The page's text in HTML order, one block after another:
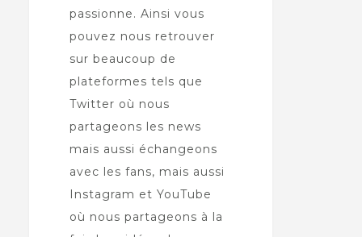
passionne. Ainsi vous
pouvez nous retrouver
sur beaucoup de
plateformes tels que
Twitter où nous
partageons les news
mais aussi échangeons
avec les fans, mais aussi
Instagram et YouTube
où nous partageons à la